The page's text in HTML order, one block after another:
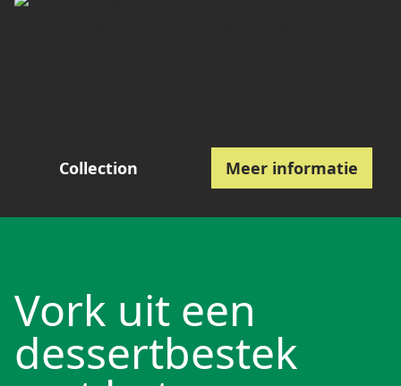
Collection Meer informatie
Vork uit een
dessertbestek